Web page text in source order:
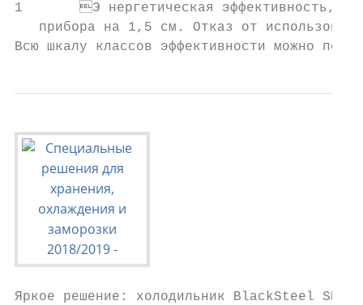
1	Э нергетическая эффективность, заявленная производителем, может быть достигнута в случае установки ограничителей на заднюю стенку прибора. Ограничители увеличивают глубину
прибора на 1,5 см. Отказ от
Всю шкалу классов эффективности
Яркое решение: холодильник BlackSteel